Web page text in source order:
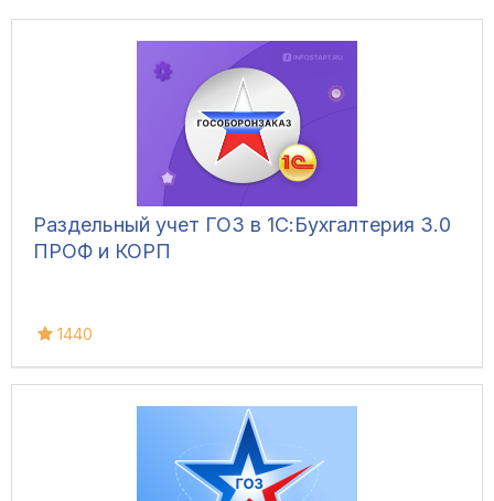
Раздельный учет ГОЗ в 1С:Бухгалтерия 3.0
ПРОФ и КОРП
1440